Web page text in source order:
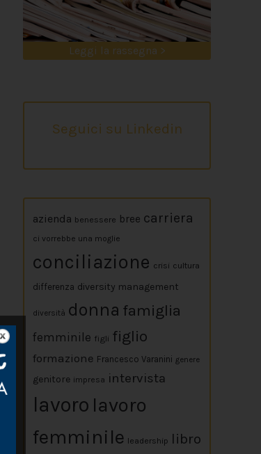
Leggi la rassegna >
Seguici su Linkedin
azienda benessere bree carriera
ci vorrebbe una moglie
conciliazione crisi cultura
differenza diversity management
diversità donna famiglia
femminile figli figlio
formazione Francesco Varanini genere
genitore impresa intervista
lavoro lavoro
femminile leadership libro